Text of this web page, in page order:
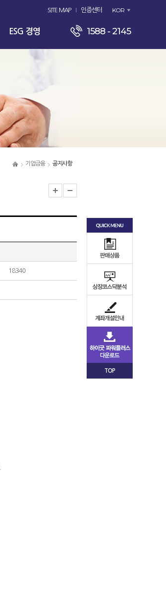
SITE MAP 인증센터 KOR
ESG 경영 1588 - 2145
기업금융 공지사항
18340
TOP